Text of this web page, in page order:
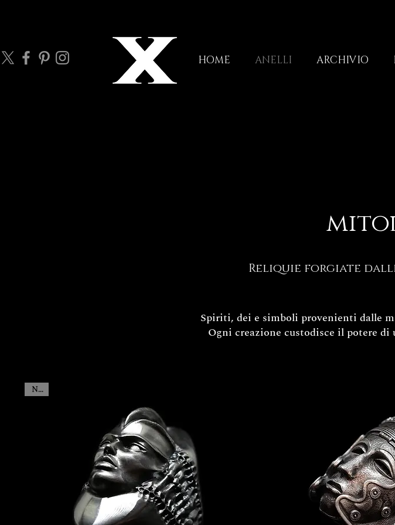
HOME ANELLI ARCHIVIO
Reliquie forgiate
Spiriti, dei e simboli provenienti dalle
Ogni creazione custodisce il potere
New